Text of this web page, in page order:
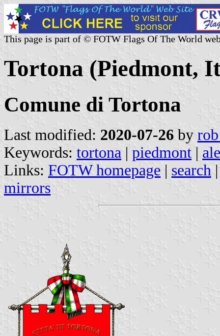
This page is part of © FOTW Flags Of The World
Tortona (Piedmont,
Comune di Tortona
Last modified: 2020-07-26 by
Keywords: tortona | piedmont |
Links: FOTW homepage | search
mirrors